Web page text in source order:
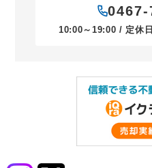
0467-
10:00～19:00 / 定休